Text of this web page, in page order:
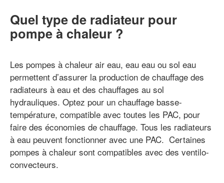
Quel type de radiateur pour
pompe à chaleur ?
Les pompes à chaleur air eau, eau eau ou sol eau
permettent d’assurer la production de chauffage des
radiateurs à eau et des chauffages au sol
hydrauliques. Optez pour un chauffage basse-
température, compatible avec toutes les PAC, pour
faire des économies de chauffage. Tous les radiateurs
à eau peuvent fonctionner avec une PAC. Certaines
pompes à chaleur sont compatibles avec des ventilo-
convecteurs.